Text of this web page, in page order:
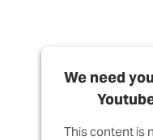
We need
This content is